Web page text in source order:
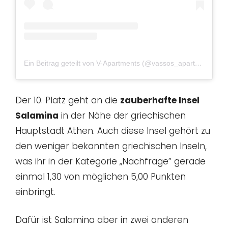
Ein Beitrag geteilt von V-Apartments (@vassos_apartments)
Der 10. Platz geht an die zauberhafte Insel
Salamina in der Nähe der griechischen
Hauptstadt Athen. Auch diese Insel gehört zu
den weniger bekannten griechischen Inseln,
was ihr in der Kategorie „Nachfrage” gerade
einmal 1,30 von möglichen 5,00 Punkten
einbringt.
Dafür ist Salamina aber in zwei anderen